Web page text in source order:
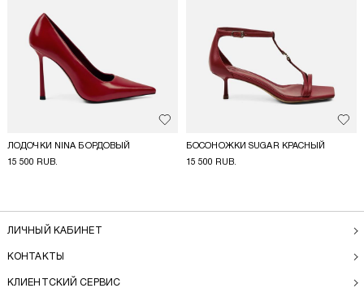
Добавить в избранное
ЛОДОЧКИ NINA БОРДОВЫЙ
15 500 RUB.
БОСОНОЖКИ SUGAR КРАСНЫЙ
15 500 RUB.
ЛИЧНЫЙ КАБИНЕТ
КОНТАКТЫ
КЛИЕНТСКИЙ СЕРВИС